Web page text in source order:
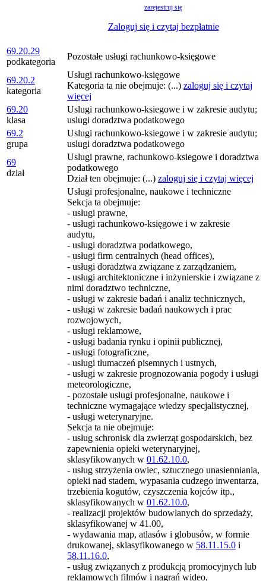
zarejestruj się
Zaloguj się i czytaj bezpłatnie
69.20.29
podkategoria
Pozostałe usługi rachunkowo-księgowe
69.20.2
kategoria
Usługi rachunkowo-księgowe
Kategoria ta nie obejmuje: (...) zaloguj się i czytaj
więcej
69.20
klasa
Uslugi rachunkowo-ksiegowe i w zakresie audytu;
uslugi doradztwa podatkowego
69.2
grupa
Uslugi rachunkowo-ksiegowe i w zakresie audytu;
uslugi doradztwa podatkowego
69
dział
Uslugi prawne, rachunkowo-ksiegowe i doradztwa
podatkowego
Dział ten obejmuje: (...) zaloguj się i czytaj więcej
Usługi profesjonalne, naukowe i techniczne
Sekcja ta obejmuje:
- usługi prawne,
- usługi rachunkowo-księgowe i w zakresie
audytu,
- usługi doradztwa podatkowego,
- usługi firm centralnych (head offices),
- usługi doradztwa związane z zarządzaniem,
- usługi architektoniczne i inżynierskie i związane z
nimi doradztwo techniczne,
- usługi w zakresie badań i analiz technicznych,
- usługi w zakresie badań naukowych i prac
rozwojowych,
- usługi reklamowe,
- usługi badania rynku i opinii publicznej,
- usługi fotograficzne,
- usługi tłumaczeń pisemnych i ustnych,
- usługi w zakresie prognozowania pogody i usługi
meteorologiczne,
- pozostałe usługi profesjonalne, naukowe i
techniczne wymagające wiedzy specjalistycznej,
- usługi weterynaryjne.
Sekcja ta nie obejmuje:
- usług schronisk dla zwierząt gospodarskich, bez
zapewnienia opieki weterynaryjnej,
sklasyfikowanych w 01.62.10.0,
- usług strzyżenia owiec, sztucznego unasienniania,
opieki nad stadem, wypasania cudzego inwentarza,
trzebienia kogutów, czyszczenia kojców itp.,
sklasyfikowanych w 01.62.10.0,
- realizacji projektów budowlanych do sprzedaży,
sklasyfikowanej w 41.00,
- wydawania map, atlasów i globusów, w formie
drukowanej, sklasyfikowanego w 58.11.15.0 i
58.11.16.0,
- usług związanych z produkcją promocyjnych lub
reklamowych filmów i nagrań wideo,